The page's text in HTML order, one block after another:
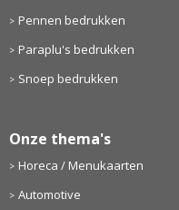
Pennen bedrukken
Paraplu's bedrukken
Snoep bedrukken
Onze thema's
Horeca / Menukaarten
Automotive